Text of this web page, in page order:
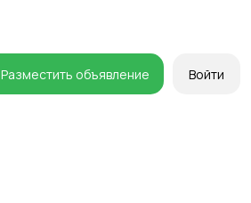
Разместить объявление Войти